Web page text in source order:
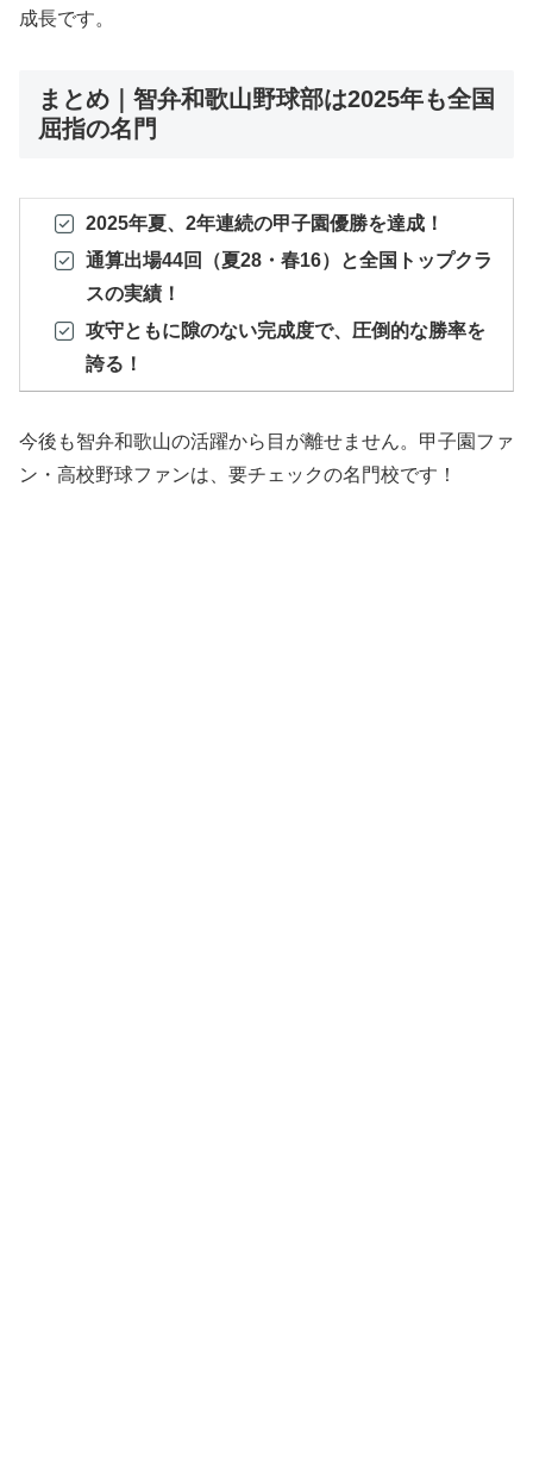
成長です。
まとめ｜智弁和歌山野球部は2025年も全国
屈指の名門
2025年夏、2年連続の甲子園優勝を達成！
通算出場44回（夏28・春16）と全国トップクラ
スの実績！
攻守ともに隙のない完成度で、圧倒的な勝率を
誇る！
今後も智弁和歌山の活躍から目が離せません。甲子園ファ
ン・高校野球ファンは、要チェックの名門校です！